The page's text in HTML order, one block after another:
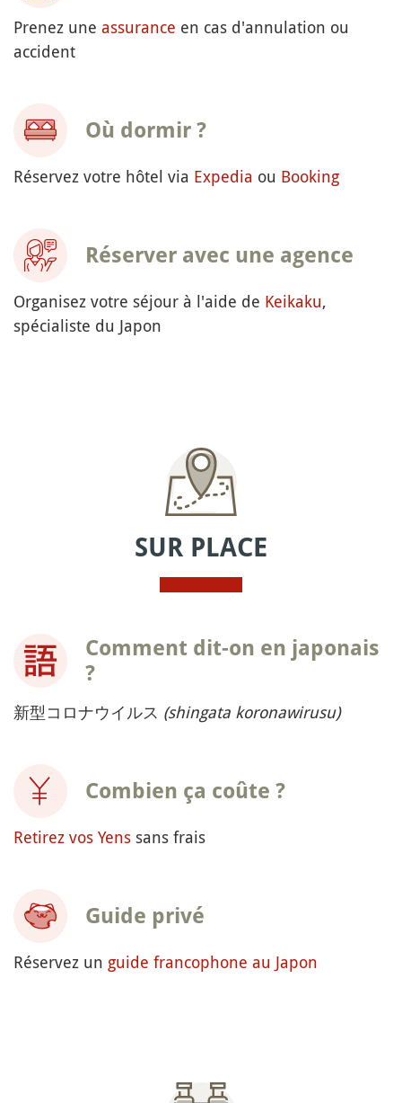
Prenez une assurance en cas d'annulation ou
accident
Où dormir ?
Réservez votre hôtel via Expedia ou Booking
Réserver avec une agence
Organisez votre séjour à l'aide de Keikaku,
spécialiste du Japon
SUR PLACE
Comment dit-on en japonais
?
新型コロナウイルス (shingata koronawirusu)
Combien ça coûte ?
Retirez vos Yens sans frais
Guide privé
Réservez un guide francophone au Japon